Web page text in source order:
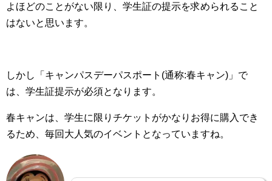
よほどのことがない限り、学生証の提示を求められること
はないと思います。
しかし「キャンパスデーパスポート(通称:春キャン)」で
は、学生証提示が必須となります。
春キャンは、学生に限りチケットがかなりお得に購入でき
るため、毎回大人気のイベントとなっていますね。